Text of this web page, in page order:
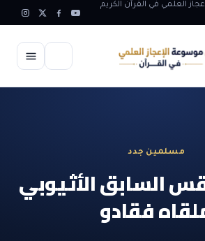
العلمي في القرآن الكريم
القرآن
الفلك والفضاء
الانسان
مسلمين جدد
السابق الأثيوبي
فقادو